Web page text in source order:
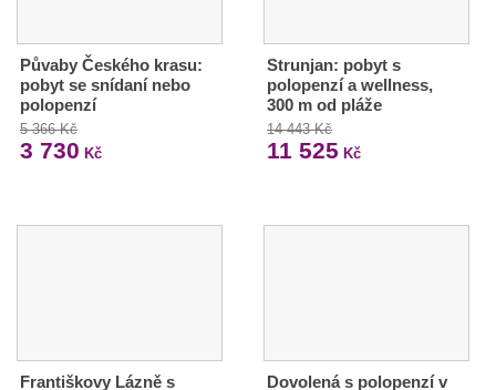
Půvaby Českého krasu:
pobyt se snídaní nebo
polopenzí
5 366 Kč
3 730 Kč
Strunjan: pobyt s
polopenzí a wellness,
300 m od pláže
14 443 Kč
11 525 Kč
Františkovy Lázně s
Dovolená s polopenzí v